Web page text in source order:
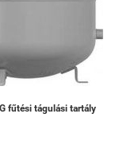
fűtési tágulási tartály